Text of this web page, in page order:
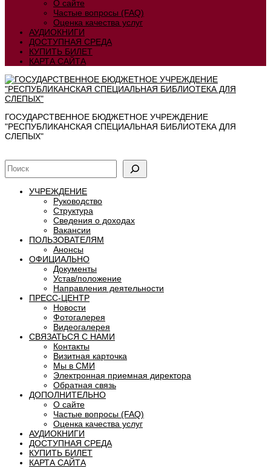
О сайте
Частые вопросы (FAQ)
Оценка качества услуг
АУДИОКНИГИ
ДОСТУПНАЯ СРЕДА
КУПИТЬ БИЛЕТ
КАРТА САЙТА
ГОСУДАРСТВЕННОЕ БЮДЖЕТНОЕ УЧРЕЖДЕНИЕ
"РЕСПУБЛИКАНСКАЯ СПЕЦИАЛЬНАЯ БИБЛИОТЕКА ДЛЯ
СЛЕПЫХ"
УЧРЕЖДЕНИЕ
Руководство
Структура
Сведения о доходах
Вакансии
ПОЛЬЗОВАТЕЛЯМ
Анонсы
ОФИЦИАЛЬНО
Документы
Устав/положение
Направления деятельности
ПРЕСС-ЦЕНТР
Новости
Фотогалерея
Видеогалерея
СВЯЗАТЬСЯ С НАМИ
Контакты
Визитная карточка
Мы в СМИ
Электронная приемная директора
Обратная связь
ДОПОЛНИТЕЛЬНО
О сайте
Частые вопросы (FAQ)
Оценка качества услуг
АУДИОКНИГИ
ДОСТУПНАЯ СРЕДА
КУПИТЬ БИЛЕТ
КАРТА САЙТА